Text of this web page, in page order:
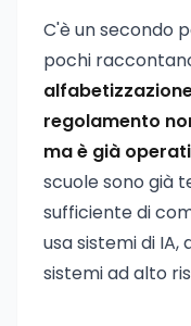
C'è un secondo
pochi
regolamento
ma è già
scuole sono già
sufficiente di
usa sistemi di
sistemi ad alto